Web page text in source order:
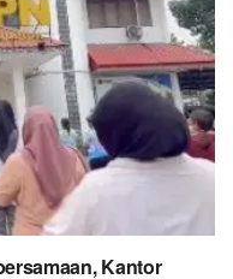
Kantor